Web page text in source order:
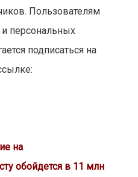
Пользователям
персональных
подписаться на
на
обойдется в 11 млн